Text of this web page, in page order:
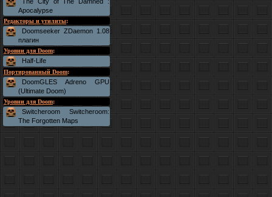
Apocalypse
Редакторы и утилиты:
Doomseeker ZDaemon 1.08
плагин
Уровни для Doom:
Half-Life
Портированный Doom:
DoomGLES Adreno GPU
(Ultimate Doom)
Уровни для Doom:
Switcheroom Switcheroom:
The Forgotten Maps